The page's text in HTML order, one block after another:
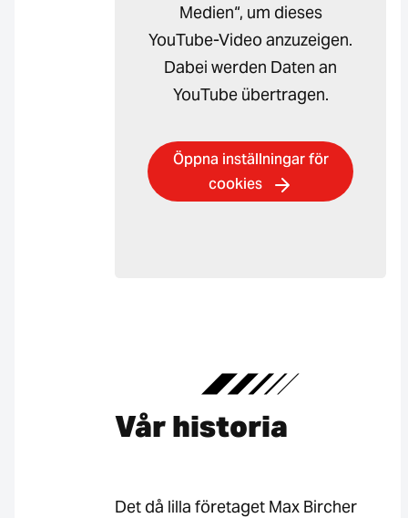
Medien“, um dieses
YouTube-Video anzuzeigen.
Dabei werden Daten an
YouTube übertragen.
Öppna inställningar för
cookies
Vår historia
Det då lilla företaget Max Bircher